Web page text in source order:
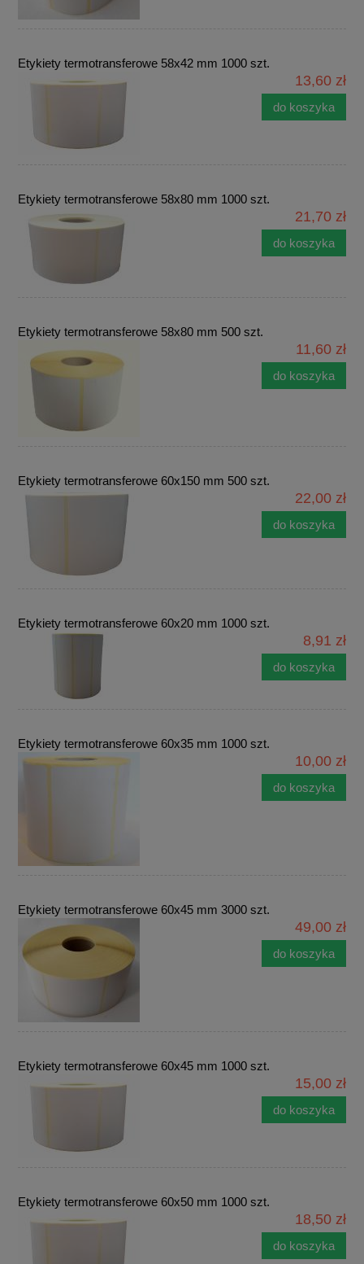
Etykiety termotransferowe 58x42 mm 1000 szt.
13,60 zł
do koszyka
Etykiety termotransferowe 58x80 mm 1000 szt.
21,70 zł
do koszyka
Etykiety termotransferowe 58x80 mm 500 szt.
11,60 zł
do koszyka
Etykiety termotransferowe 60x150 mm 500 szt.
22,00 zł
do koszyka
Etykiety termotransferowe 60x20 mm 1000 szt.
8,91 zł
do koszyka
Etykiety termotransferowe 60x35 mm 1000 szt.
10,00 zł
do koszyka
Etykiety termotransferowe 60x45 mm 3000 szt.
49,00 zł
do koszyka
Etykiety termotransferowe 60x45 mm 1000 szt.
15,00 zł
do koszyka
Etykiety termotransferowe 60x50 mm 1000 szt.
18,50 zł
do koszyka